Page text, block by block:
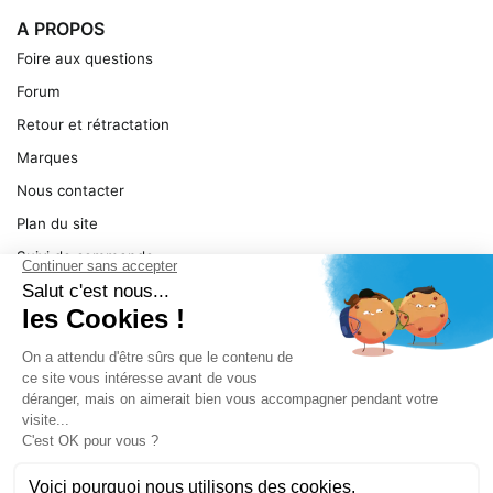
A PROPOS
Foire aux questions
Forum
Retour et rétractation
Marques
Nous contacter
Plan du site
Suivi de commande
Ma facture
Mentions légales
Conditions générales
SERVICE
Pièces détachées